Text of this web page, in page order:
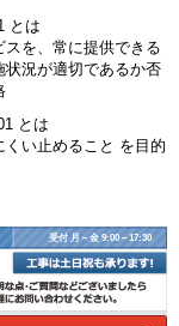
とは
を、常に提供できる
状況が適切であるか否
とは
い止めること を目的
受付 月～金 9:00～17:30